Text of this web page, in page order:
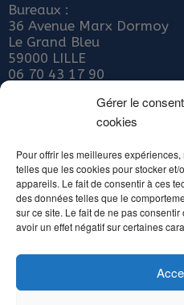
Gérer le
cookies
Pour offrir les meilleures
telles que les cookies pour stocker
appareils. Le fait de consentir à ces
des données telles que le
sur ce site. Le fait de ne pas
avoir un effet négatif sur certaines
Bureaux :
36 Avenue Marx Dormoy
Le Grand Bleu
59000 LILLE
06 70 43 17 90
ADHÉRER AU COLLECTIF
Inscrivez votre email ci-
Alternative: